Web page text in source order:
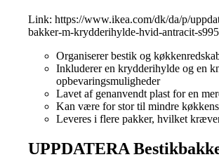
Link: https://www.ikea.com/dk/da/p/
bakker-m-krydderihylde-hvid-antracit-
Organiserer bestik og
Inkluderer en krydderihylde og en
opbevaringsmuligheder
Lavet af genanvendt plast for en
Kan være for stor til mindre
Leveres i flere pakker, hvilket
UPPDATERA